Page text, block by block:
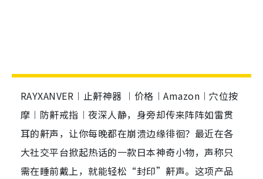
RAYXANVER︱止鼾神器 ︱价格︱Amazon︱穴位按
摩︱防鼾戒指︱夜深人静，身旁却传来阵阵如雷贯
耳的鼾声，让你每晚都在崩溃边缘徘徊？最近在各
大社交平台掀起热话的一款日本神奇小物，声称只
需在睡前戴上，就能轻松“封印”鼾声。这项产品